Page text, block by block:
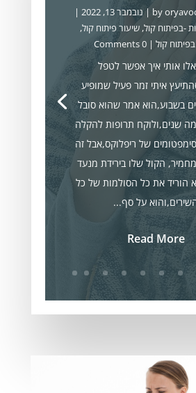
by
|נובמבר 13, 2022
|
-בפיתוח קול, שיעור פיתוח קול,
קול| 0 Comments
אותי איך אפשר לטפל
איתי זמר פעיל שמופיע
בשבוע,הוא אמר שהוא סובל
שנים,ולוקח תרופות להקלה
של ריפלוקס,אבל זה
הקול שלו בירידת מנעד
הוריד את כל הסולמות של כל
על סף...
Read More